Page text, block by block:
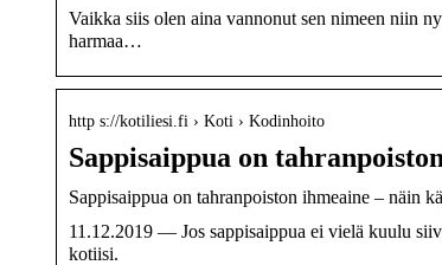
Vaikka siis olen aina vannonut sen nimeen niin
harmaa…
http s://kotiliesi.fi › Koti › Kodinhoito
Sappisaippua on
Sappisaippua on tahranpoiston ihmeaine – näin
11.12.2019 — Jos sappisaippua ei vielä kuulu
kotiisi.